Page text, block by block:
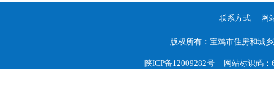
联系方式 网
版权所有：宝鸡市住房和城
陕ICP备12009282号 网站标识码：